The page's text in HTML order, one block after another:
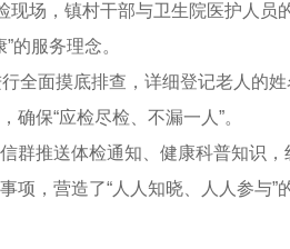
现场，镇村干部与卫生院医护人员
的服务理念。
全面摸底排查，详细登记老人的
保“应检尽检、不漏一人”。
群推送体检通知、健康科普知识，
项，营造了“人人知晓、人人参与”